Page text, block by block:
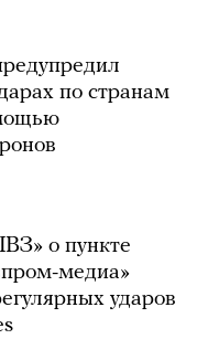
по странам
о пункте
медиа»
ударов